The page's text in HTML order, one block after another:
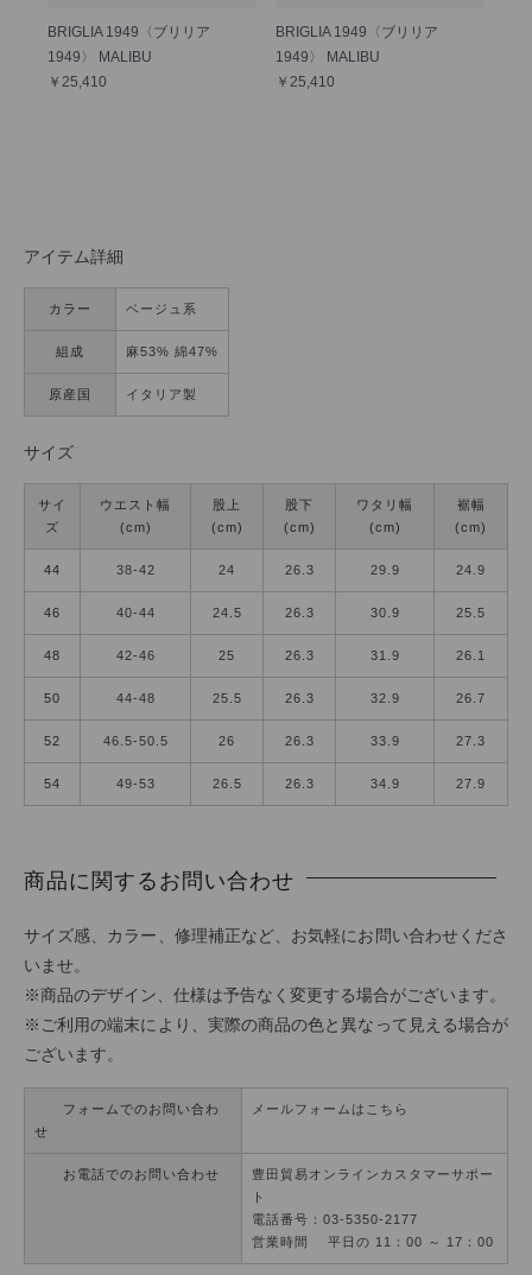
BRIGLIA 1949〈ブリリア
1949〉 MALIBU
￥25,410
BRIGLIA 1949〈ブリリア
1949〉 MALIBU
￥25,410
アイテム詳細
カラー ベージュ系
組成 麻53% 綿47%
原産国 イタリア製
サイズ
サイ
ズ
ウエスト幅
(cm)
股上
(cm)
股下
(cm)
ワタリ幅
(cm)
裾幅
(cm)
44 38-42 24 26.3 29.9 24.9
46 40-44 24.5 26.3 30.9 25.5
48 42-46 25 26.3 31.9 26.1
50 44-48 25.5 26.3 32.9 26.7
52 46.5-50.5 26 26.3 33.9 27.3
54 49-53 26.5 26.3 34.9 27.9
商品に関するお問い合わせ
サイズ感、カラー、修理補正など、お気軽にお問い合わせくださ
いませ。
※商品のデザイン、仕様は予告なく変更する場合がございます。
※ご利用の端末により、実際の商品の色と異なって見える場合が
ございます。
フォームでのお問い合わ
せ
メールフォームはこちら
お電話でのお問い合わせ
豊田貿易オンラインカスタマーサポー
ト
電話番号：03-5350-2177
営業時間 平日の 11：00 ～ 17：00